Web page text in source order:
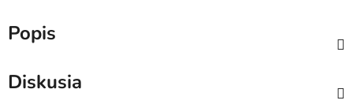
Popis
Diskusia